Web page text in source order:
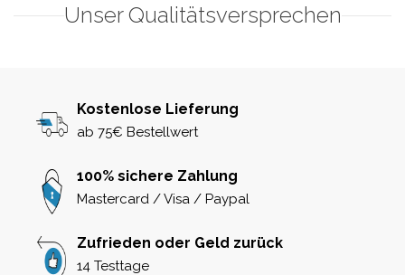
Unser Qualitätsversprechen
Kostenlose Lieferung
ab 75€ Bestellwert
100% sichere Zahlung
Mastercard / Visa / Paypal
Zufrieden oder Geld zurück
14 Testtage